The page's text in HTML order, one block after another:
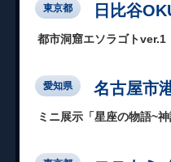
東京都 日比谷
都市洞窟エソラゴトver.1
愛知県 名古屋市
ミニ展示「星座の物語~